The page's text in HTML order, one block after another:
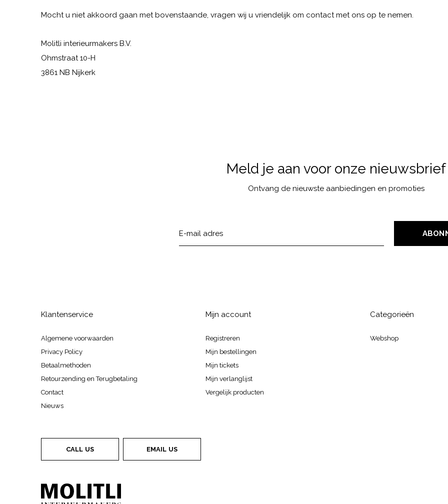
Mocht u niet akkoord gaan met bovenstaande, vragen wij u vriendelijk om contact met ons op te nemen.
Molitli interieurmakers B.V.
Ohmstraat 10-H
3861 NB Nijkerk
Meld je aan voor onze nieuwsbrief
Ontvang de nieuwste aanbiedingen en promoties
Klantenservice
Algemene voorwaarden
Privacy Policy
Betaalmethoden
Retourzending en Terugbetaling
Contact
Nieuws
Mijn account
Registreren
Mijn bestellingen
Mijn tickets
Mijn verlanglijst
Vergelijk producten
Categorieën
Webshop
CALL US EMAIL US